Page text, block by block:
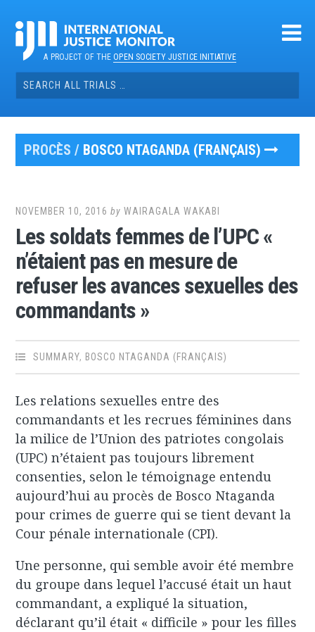
contentA PROJECT OF THEOPEN SOCIETY JUSTICE INITIATIVE
Search
for:
PROCÈS / BOSCO NTAGANDA (FRANÇAIS)
NOVEMBER 10, 2016 byWAIRAGALA WAKABI
Les soldats femmes de l’UPC «
n’étaient pas en mesure de
refuser les avances sexuelles des
commandants »
SUMMARY, BOSCO NTAGANDA (FRANÇAIS)
Les relations sexuelles entre des
commandants et les recrues féminines dans
la milice de l’Union des patriotes congolais
(UPC) n’étaient pas toujours librement
consenties, selon le témoignage entendu
aujourd’hui au procès de Bosco Ntaganda
pour crimes de guerre qui se tient devant la
Cour pénale internationale (CPI).
Une personne, qui semble avoir été membre
du groupe dans lequel l’accusé était un haut
commandant, a expliqué la situation,
déclarant qu’il était « difficile » pour les filles